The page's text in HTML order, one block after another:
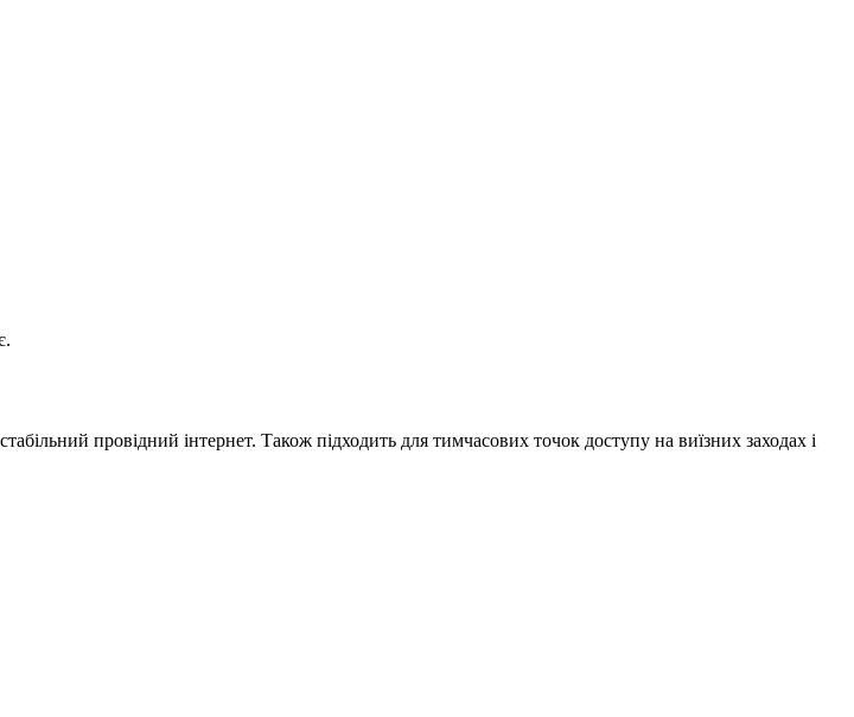
провідний інтернет. Також підходить для тимчасових точок доступу на виїзних заходах і